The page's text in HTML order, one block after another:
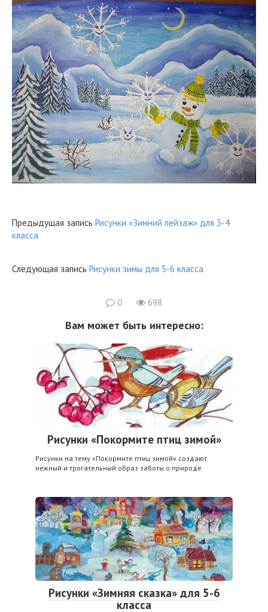
Предыдущая запись Рисунки «Зимний пейзаж» для 3-4
класса
Следующая запись Рисунки зимы для 5-6 класса
0 698
Вам может быть интересно:
Рисунки «Покормите птиц зимой»
Рисунки на тему «Покормите птиц зимой» создают
нежный и трогательный образ заботы о природе
Рисунки «Зимняя сказка» для 5-6
класса